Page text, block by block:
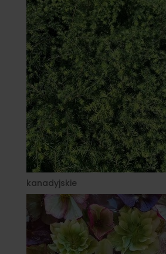
kanadyjskie